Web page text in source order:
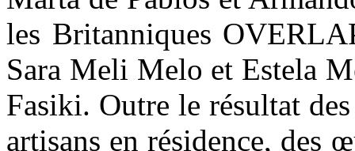
les Britanniques
Sara Meli Melo et Estela
Fasiki. Outre le résultat
artisans en résidence, des